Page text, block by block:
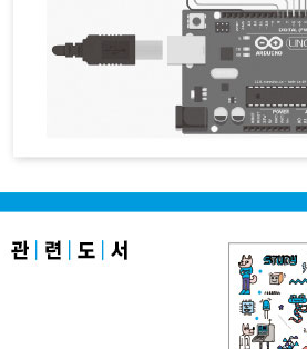
부품을 능숙하게 사용하자
와 디지털 입력을 배워 보자
그 입력 함수
입력에 사용하는 풀업 저항
입력(가변저항과 전압 측정)을 배워 보
항과 배선